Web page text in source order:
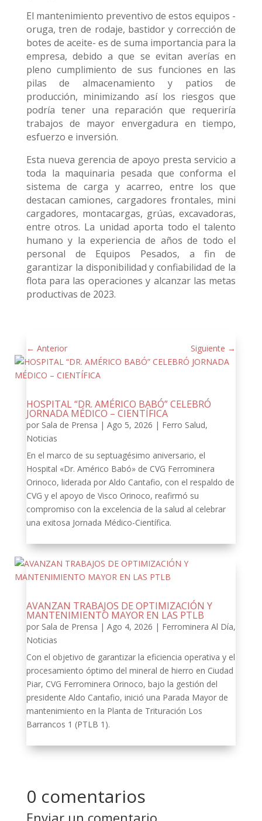
El mantenimiento preventivo de estos equipos -
oruga, tren de rodaje, bastidor y corrección de
botes de aceite- es de suma importancia para la
empresa, debido a que se evitan averías en
pleno cumplimiento de sus funciones en las
pilas de almacenamiento y patios de
producción, minimizando así los riesgos que
podría tener una reparación que requeriría
trabajos de mayor envergadura en tiempo,
esfuerzo e inversión.
Esta nueva gerencia de apoyo presta servicio a
toda la maquinaria pesada que conforma el
sistema de carga y acarreo, entre los que
destacan camiones, cargadores frontales, mini
cargadores, montacargas, grúas, excavadoras,
entre otros. La unidad aporta todo el talento
humano y la experiencia de años de todo el
personal de Equipos Pesados, a fin de
garantizar la disponibilidad y confiabilidad de la
flota para las operaciones y alcanzar las metas
productivas de 2023.
← Anterior Siguiente →
HOSPITAL “DR. AMÉRICO BABÓ” CELEBRÓ
JORNADA MÉDICO – CIENTÍFICA
por Sala de Prensa | Ago 5, 2026 | Ferro Salud,
Noticias
En el marco de su septuagésimo aniversario, el
Hospital «Dr. Américo Babó» de CVG Ferrominera
Orinoco, liderada por Aldo Cantafio, con el respaldo de
CVG y el apoyo de Visco Orinoco, reafirmó su
compromiso con la excelencia de la salud al celebrar
una exitosa Jornada Médico-Científica.
AVANZAN TRABAJOS DE OPTIMIZACIÓN Y
MANTENIMIENTO MAYOR EN LAS PTLB
por Sala de Prensa | Ago 4, 2026 | Ferrominera Al Día,
Noticias
Con el objetivo de garantizar la eficiencia operativa y el
procesamiento óptimo del mineral de hierro en Ciudad
Piar, CVG Ferrominera Orinoco, bajo la gestión del
presidente Aldo Cantafio, inició una Parada Mayor de
mantenimiento en la Planta de Trituración Los
Barrancos 1 (PTLB 1).
0 comentarios
Enviar un comentario